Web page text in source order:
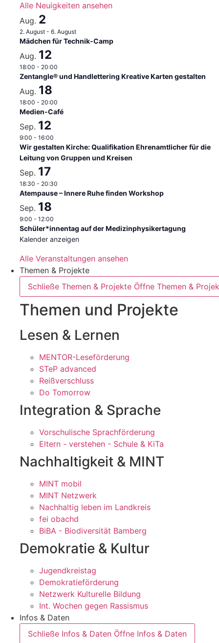
Alle Neuigkeiten ansehen
Aug. 2
2. August - 6. August
Mädchen für Technik-Camp
Aug. 12
18:00 - 20:00
Zentangle® und Handlettering Kreative Karten gestalten
Aug. 18
18:00 - 20:00
Medien-Café
Sep. 12
9:00 - 16:00
Wir gestalten Kirche: Qualifikation Ehrenamtlicher für die
Leitung von Gruppen und Kreisen
Sep. 17
18:30 - 20:30
Atempause – Innere Ruhe finden Workshop
Sep. 18
9:00 - 12:00
Schüler*innentag auf der Medizinphysikertagung
Kalender anzeigen
Alle Veranstaltungen ansehen
Themen & Projekte
Schließe Themen & Projekte Öffne Themen &
Themen und Projekte
Lesen & Lernen
MENTOR-Leseförderung
STeP advanced
Reißverschluss
Do Tomorrow
Integration & Sprache
Vorschulische Sprachförderung
Eltern - verstehen - Schule & KiTa
Nachhaltigkeit & MINT
MINT mobil
MINT Netzwerk
Nachhaltig leben im Landkreis
fei obachd
BiBA - Biodiversität Bamberg
Demokratie & Kultur
Jugendkreistag
Demokratieförderung
Netzwerk Kulturelle Bildung
Int. Wochen gegen Rassismus
Infos & Daten
Schließe Infos & Daten Öffne Infos & Daten